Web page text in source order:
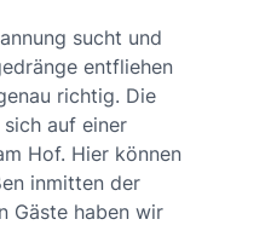
sucht und
entfliehen
richtig. Die
auf einer
Hof. Hier können
inmitten der
Gäste haben wir